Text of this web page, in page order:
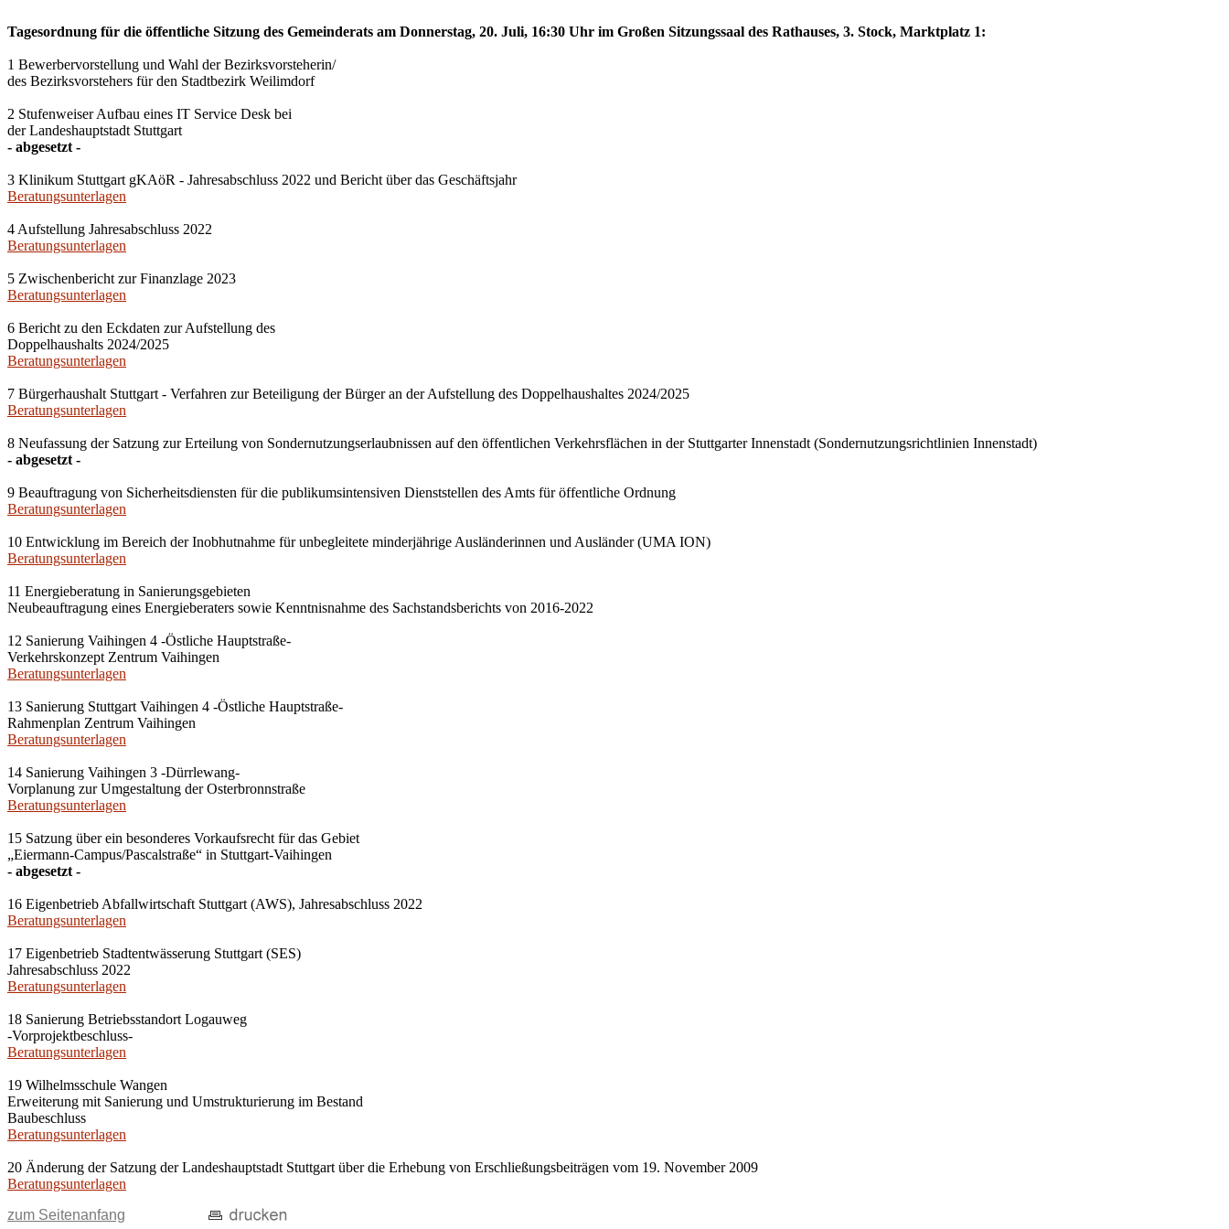
Tagesordnung für die öffentliche Sitzung des Gemeinderats am Donnerstag, 20. Juli, 16:30 Uhr im Großen Sitzungssaal des Rathauses, 3. Stock, Marktplatz 1:
1 Bewerbervorstellung und Wahl der Bezirksvorsteherin/
des Bezirksvorstehers für den Stadtbezirk Weilimdorf
2 Stufenweiser Aufbau eines IT Service Desk bei
der Landeshauptstadt Stuttgart
- abgesetzt -
3 Klinikum Stuttgart gKAöR - Jahresabschluss 2022 und Bericht über das Geschäftsjahr
Beratungsunterlagen
4 Aufstellung Jahresabschluss 2022
Beratungsunterlagen
5 Zwischenbericht zur Finanzlage 2023
Beratungsunterlagen
6 Bericht zu den Eckdaten zur Aufstellung des
Doppelhaushalts 2024/2025
Beratungsunterlagen
7 Bürgerhaushalt Stuttgart - Verfahren zur Beteiligung der Bürger an der Aufstellung des Doppelhaushaltes 2024/2025
Beratungsunterlagen
8 Neufassung der Satzung zur Erteilung von Sondernutzungserlaubnissen auf den öffentlichen Verkehrsflächen in der Stuttgarter Innenstadt (Sondernutzungsrichtlinien Innenstadt)
- abgesetzt -
9 Beauftragung von Sicherheitsdiensten für die publikumsintensiven Dienststellen des Amts für öffentliche Ordnung
Beratungsunterlagen
10 Entwicklung im Bereich der Inobhutnahme für unbegleitete minderjährige Ausländerinnen und Ausländer (UMA ION)
Beratungsunterlagen
11 Energieberatung in Sanierungsgebieten
Neubeauftragung eines Energieberaters sowie Kenntnisnahme des Sachstandsberichts von 2016-2022
12 Sanierung Vaihingen 4 -Östliche Hauptstraße-
Verkehrskonzept Zentrum Vaihingen
Beratungsunterlagen
13 Sanierung Stuttgart Vaihingen 4 -Östliche Hauptstraße-
Rahmenplan Zentrum Vaihingen
Beratungsunterlagen
14 Sanierung Vaihingen 3 -Dürrlewang-
Vorplanung zur Umgestaltung der Osterbronnstraße
Beratungsunterlagen
15 Satzung über ein besonderes Vorkaufsrecht für das Gebiet
„Eiermann-Campus/Pascalstraße“ in Stuttgart-Vaihingen
- abgesetzt -
16 Eigenbetrieb Abfallwirtschaft Stuttgart (AWS), Jahresabschluss 2022
Beratungsunterlagen
17 Eigenbetrieb Stadtentwässerung Stuttgart (SES)
Jahresabschluss 2022
Beratungsunterlagen
18 Sanierung Betriebsstandort Logauweg
-Vorprojektbeschluss-
Beratungsunterlagen
19 Wilhelmsschule Wangen
Erweiterung mit Sanierung und Umstrukturierung im Bestand
Baubeschluss
Beratungsunterlagen
20 Änderung der Satzung der Landeshauptstadt Stuttgart über die Erhebung von Erschließungsbeiträgen vom 19. November 2009
Beratungsunterlagen
zum Seitenanfang